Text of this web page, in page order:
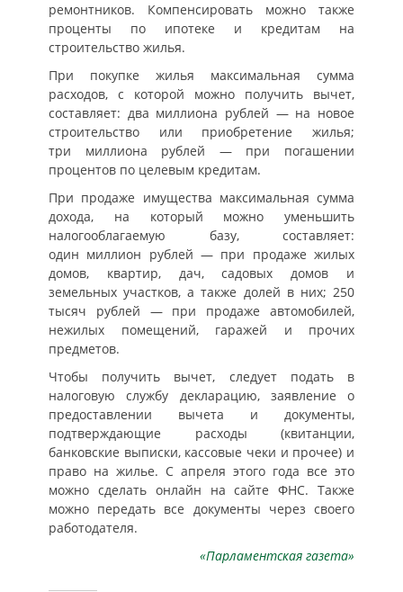
ремонтников. Компенсировать можно также
проценты по ипотеке и кредитам на
строительство жилья.
При покупке жилья максимальная сумма
расходов, с которой можно получить вычет,
составляет: два миллиона рублей — на новое
строительство или приобретение жилья;
три миллиона рублей — при погашении
процентов по целевым кредитам.
При продаже имущества максимальная сумма
дохода, на который можно уменьшить
налогооблагаемую базу, составляет:
один миллион рублей — при продаже жилых
домов, квартир, дач, садовых домов и
земельных участков, а также долей в них; 250
тысяч рублей — при продаже автомобилей,
нежилых помещений, гаражей и прочих
предметов.
Чтобы получить вычет, следует подать в
налоговую службу декларацию, заявление о
предоставлении вычета и документы,
подтверждающие расходы (квитанции,
банковские выписки, кассовые чеки и прочее) и
право на жилье. С апреля этого года все это
можно сделать онлайн на сайте ФНС. Также
можно передать все документы через своего
работодателя.
«Парламентская газета»